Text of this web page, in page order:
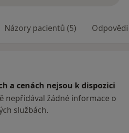
Názory pacientů (5)
a cenách nejsou k dispozici
nepřidával žádné informace o
službách.